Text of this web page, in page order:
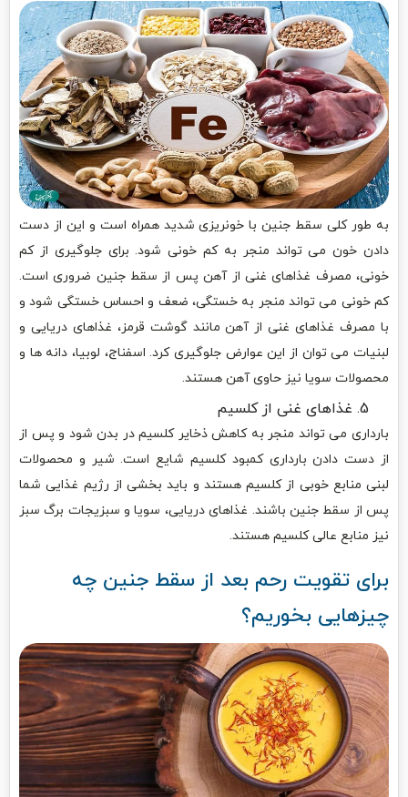
به طور کلی سقط جنین با خونریزی شدید همراه است و این از دست
دادن خون می تواند منجر به کم خونی شود. برای جلوگیری از کم
خونی، مصرف غذاهای غنی از آهن پس از سقط جنین ضروری است.
کم خونی می تواند منجر به خستگی، ضعف و احساس خستگی شود و
با مصرف غذاهای غنی از آهن مانند گوشت قرمز، غذاهای دریایی و
لبنیات می توان از این عوارض جلوگیری کرد. اسفناج، لوبیا، دانه ها و
محصولات سویا نیز حاوی آهن هستند.
غذاهای غنی از کلسیم
بارداری می تواند منجر به کاهش ذخایر کلسیم در بدن شود و پس از
از دست دادن بارداری کمبود کلسیم شایع است. شیر و محصولات
لبنی منابع خوبی از کلسیم هستند و باید بخشی از رژیم غذایی شما
پس از سقط جنین باشند. غذاهای دریایی، سویا و سبزیجات برگ سبز
نیز منابع عالی کلسیم هستند.
برای تقویت رحم بعد از سقط جنین چه
چیزهایی بخوریم؟